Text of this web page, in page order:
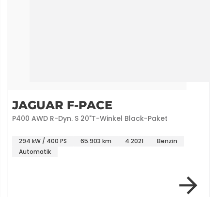
JAGUAR F-PACE
P400 AWD R-Dyn. S 20"T-Winkel Black-Paket
294 kW / 400 PS 65.903 km 4.2021
Benzin
Automatik